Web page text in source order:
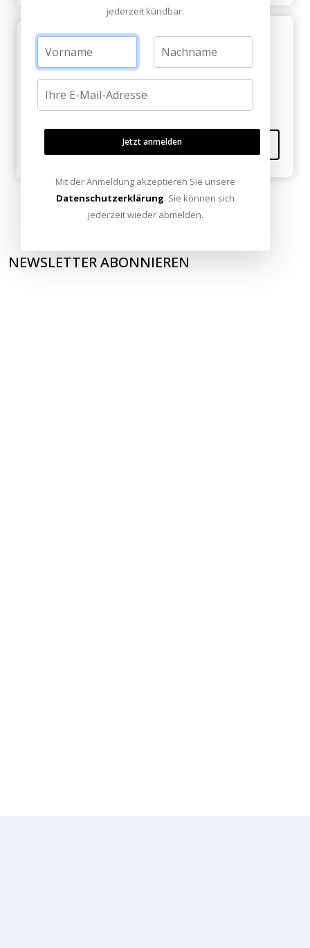
Super
Dahl am 04. September 2012
Guter Beitrag!
Kommentieren
NEWSLETTER ABONNIEREN
jederzeit kündbar.
Jetzt anmelden
Mit der Anmeldung akzeptieren Sie unsere
Datenschutzerklärung. Sie können sich
jederzeit wieder abmelden.